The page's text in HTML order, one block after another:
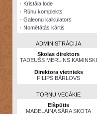
· Kristāla lode
· Rūnu komplekts
· Galeonu kalkulators
· Nomētātās kārtis
ADMINISTRĀCIJA
Skolas direktors
TADEUŠS MERLINS KAMINSKI
Direktora vietnieks
FILIPS BĀRLOVS
TORŅU VECĀKIE
Elšpūtis
MADELAINA SĀRA SKOTA